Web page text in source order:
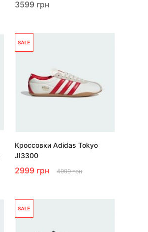
3599 грн
Кроссовки Adidas Tokyo
JI3300
2999 грн 4999 грн